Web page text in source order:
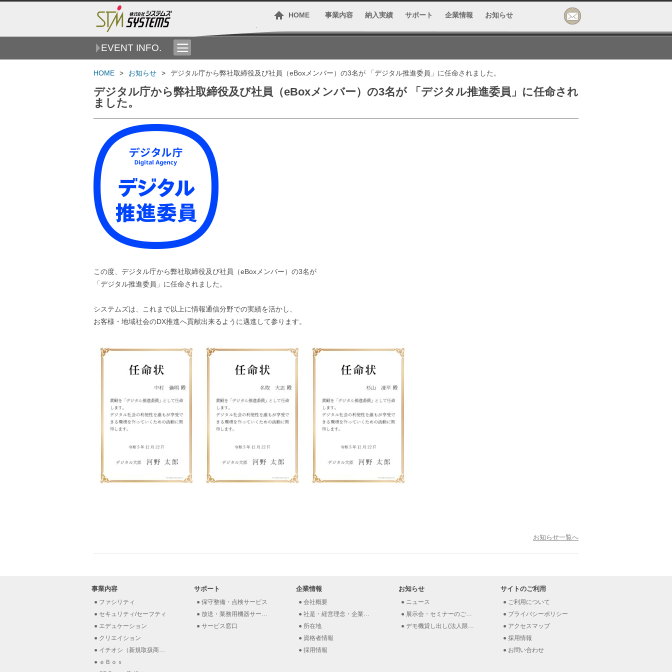
HOME 事業内容 納入実績 サポート 企業情報 お知らせ
EVENT INFO.
HOME お知らせ デジタル庁から弊社取締役及び社員（eBoxメンバー）の3名が 「デジタル推進委員」に任命されました。
デジタル庁から弊社取締役及び社員（eBoxメンバー）の3名が 「デジタル推進委員」に任命され
ました。
この度、デジタル庁から弊社取締役及び社員（eBoxメンバー）の3名が
「デジタル推進委員」に任命されました。
システムズは、これまで以上に情報通信分野での実績を活かし、
お客様・地域社会のDX推進へ貢献出来るように邁進して参ります。
お知らせ一覧へ
事業内容
ファシリティ
セキュリティ/セーフティ
エデュケーション
クリエイション
イチオシ（新規取扱商材）
ｅＢｏｘ
サポート
保守整備・点検サービス
放送・業務用機器サービス
サービス窓口
企業情報
会社概要
社是・経営理念・企業理念
所在地
資格者情報
採用情報
お知らせ
ニュース
展示会・セミナーのご案内
デモ機貸し出し(法人限定）
サイトのご利用
ご利用について
プライバシーポリシー
アクセスマップ
採用情報
お問い合わせ